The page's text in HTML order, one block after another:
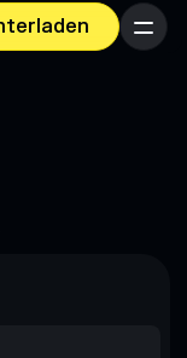
Menü